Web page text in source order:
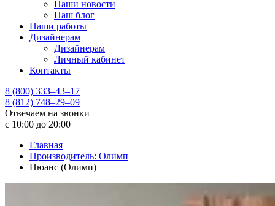
Наши новости
Наш блог
Наши работы
Дизайнерам
Дизайнерам
Личный кабинет
Контакты
8 (800) 333–43–17
8 (812) 748–29–09
Отвечаем на звонки
с 10:00 до 20:00
Главная
Производитель: Олимп
Нюанс (Олимп)